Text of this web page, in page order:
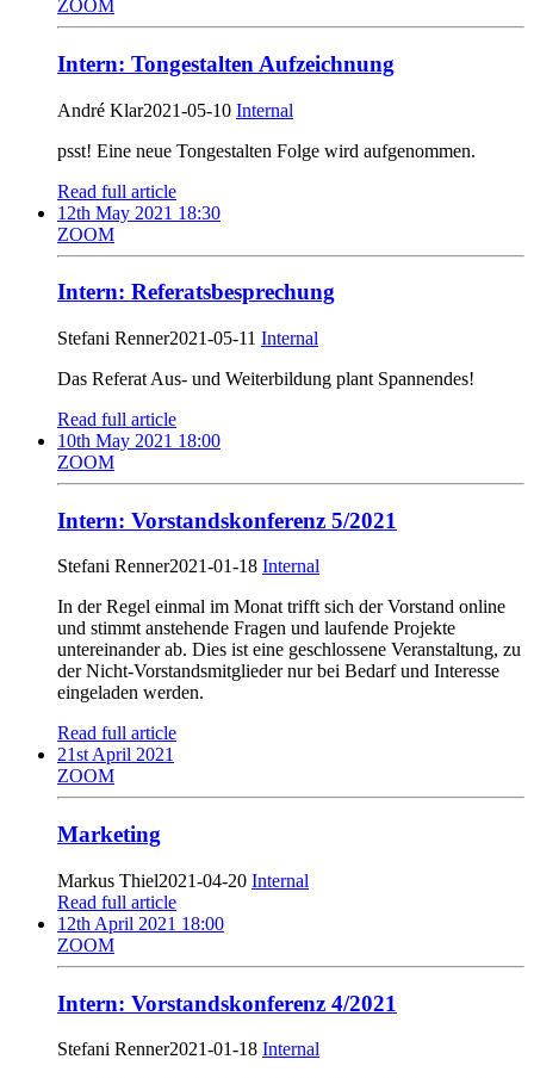
ZOOM
Intern: Tongestalten Aufzeichnung
André Klar2021-05-10 Internal
psst! Eine neue Tongestalten Folge wird aufgenommen.
Read full article
12th May 2021 18:30
ZOOM
Intern: Referatsbesprechung
Stefani Renner2021-05-11 Internal
Das Referat Aus- und Weiterbildung plant Spannendes!
Read full article
10th May 2021 18:00
ZOOM
Intern: Vorstandskonferenz 5/2021
Stefani Renner2021-01-18 Internal
In der Regel einmal im Monat trifft sich der Vorstand online
und stimmt anstehende Fragen und laufende Projekte
untereinander ab. Dies ist eine geschlossene Veranstaltung, zu
der Nicht-Vorstandsmitglieder nur bei Bedarf und Interesse
eingeladen werden.
Read full article
21st April 2021
ZOOM
Marketing
Markus Thiel2021-04-20 Internal
Read full article
12th April 2021 18:00
ZOOM
Intern: Vorstandskonferenz 4/2021
Stefani Renner2021-01-18 Internal